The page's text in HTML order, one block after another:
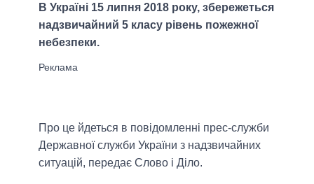
В Україні 15 липня 2018 року, збережеться
надзвичайний 5 класу рівень пожежної
небезпеки.
Про це йдеться в повідомленні прес-служби
Державної служби України з надзвичайних
ситуацій, передає Слово і Діло.